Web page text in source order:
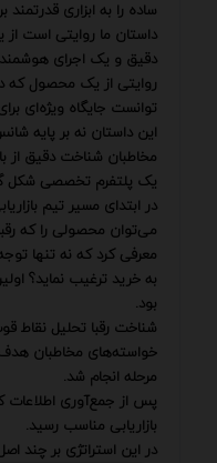
ساده را به ابزاری
داستان ما روایتی است
دقیق و یک اجرای
روایتی از یک محصول که
توانست جایگاه ویژه‌ای
این داستان نه بر پایه
مخاطبان شناخت دقیق از
یک پلتفرم تخصصی شکل
در ابتدای مسیر تیم
می‌توان محصولی را که
معرفی کرد که نه تنها
به خرید ترغیب نماید؟
بود.
شناخت رقبا تحلیل نقاط
خواسته‌های مخاطبان هدف
مرحله انجام شد.
پس از جمع‌آوری اطلاعات
بازاریابی مناسب رسید.
در این استراتژی بر چند